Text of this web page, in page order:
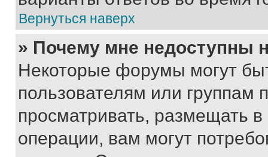
Вернуться наверх
» Почему мне недоступны
Некоторые форумы могут
пользователям или группам
просматривать, размещать
операции, вам могут